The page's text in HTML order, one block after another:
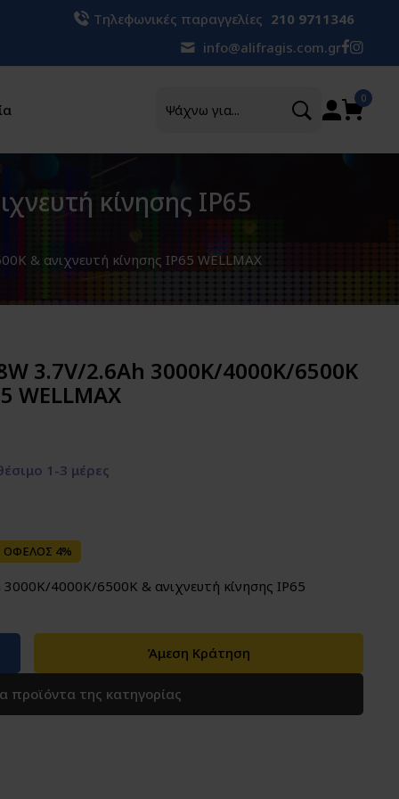
Τηλεφωνικές παραγγελίες 210 9711346
info@alifragis.com.gr
0
κίνησης IP65
& ανιχνευτή κίνησης IP65 WELLMAX
3.7V/2.6Ah 3000K/4000K/6500K
WELLMAX
1-3 μέρες
ΟΦΕΛΟΣ 4%
4000K/6500K & ανιχνευτή κίνησης IP65
Άμεση Κράτηση
προϊόντα της κατηγορίας